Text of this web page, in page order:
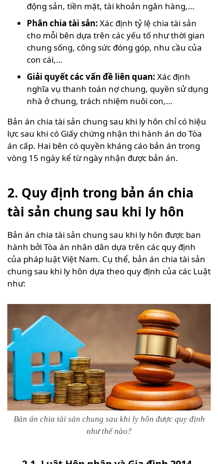
động sản, tiền mặt, tài khoản ngân hàng,…
Phân chia tài sản: Xác định tỷ lệ chia tài sản
cho mỗi bên dựa trên các yếu tố như thời gian
chung sống, công sức đóng góp, nhu cầu của
con cái,…
Giải quyết các vấn đề liên quan: Xác định
nghĩa vụ thanh toán nợ chung, quyền sử dụng
nhà ở chung, trách nhiệm nuôi con,…
Bản án chia tài sản chung sau khi ly hôn chỉ có hiệu
lực sau khi có Giấy chứng nhận thi hành án do Tòa
án cấp. Hai bên có quyền kháng cáo bản án trong
vòng 15 ngày kể từ ngày nhận được bản án.
2. Quy định trong bản án chia
tài sản chung sau khi ly hôn
Bản án chia tài sản chung sau khi ly hôn được ban
hành bởi Tòa án nhân dân dựa trên các quy định
của pháp luật Việt Nam. Cụ thể, bản án chia tài sản
chung sau khi ly hôn dựa theo quy định của các Luật
như:
Bản án chia tài sản chung sau khi ly hôn được quy định
như thế nào?